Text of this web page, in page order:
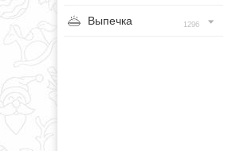
Выпечка 1296